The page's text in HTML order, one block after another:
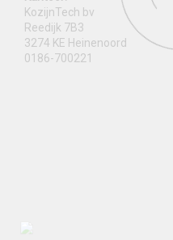
KozijnTech bv
Reedijk 7B3
3274 KE Heinenoord
0186-700221